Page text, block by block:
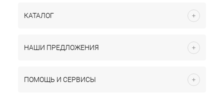
КАТАЛОГ
НАШИ ПРЕДЛОЖЕНИЯ
ПОМОЩЬ И СЕРВИСЫ